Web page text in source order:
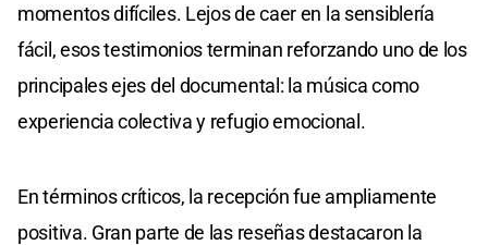
momentos difíciles. Lejos de caer en la sensiblería
fácil, esos testimonios terminan reforzando uno de los
principales ejes del documental: la música como
experiencia colectiva y refugio emocional.
En términos críticos, la recepción fue ampliamente
positiva. Gran parte de las reseñas destacaron la